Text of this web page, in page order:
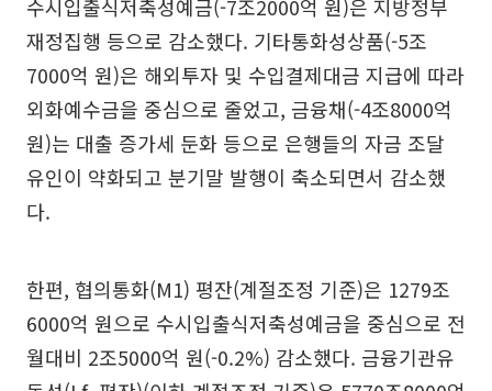
수시입출식저축성예금(-7조2000억 원)은 지방정부
재정집행 등으로 감소했다. 기타통화성상품(-5조
7000억 원)은 해외투자 및 수입결제대금 지급에 따라
외화예수금을 중심으로 줄었고, 금융채(-4조8000억
원)는 대출 증가세 둔화 등으로 은행들의 자금 조달
유인이 약화되고 분기말 발행이 축소되면서 감소했
다.
한편, 협의통화(M1) 평잔(계절조정 기준)은 1279조
6000억 원으로 수시입출식저축성예금을 중심으로 전
월대비 2조5000억 원(-0.2%) 감소했다. 금융기관유